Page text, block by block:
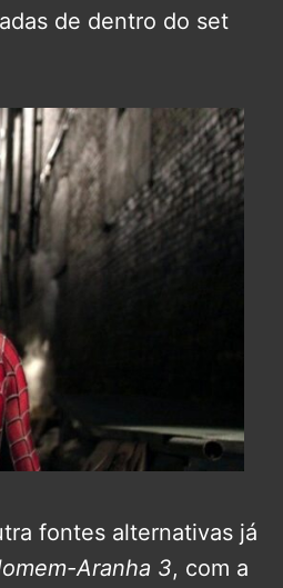
de dentro do set
fontes alternativas já
Aranha 3, com a